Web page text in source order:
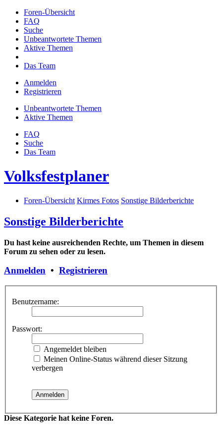
Foren-Übersicht
FAQ
Suche
Unbeantwortete Themen
Aktive Themen
Das Team
Anmelden
Registrieren
Unbeantwortete Themen
Aktive Themen
FAQ
Suche
Das Team
Volksfestplaner
Foren-Übersicht Kirmes Fotos Sonstige Bilderberichte
Sonstige Bilderberichte
Du hast keine ausreichenden Rechte, um Themen in diesem
Forum zu sehen oder zu lesen.
Anmelden • Registrieren
Benutzername:
Passwort:
Angemeldet bleiben
Meinen Online-Status während dieser Sitzung
verbergen
Diese Kategorie hat keine Foren.